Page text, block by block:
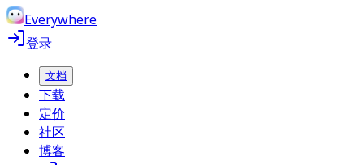
Everywhere
登录
文档
下载
定价
社区
博客